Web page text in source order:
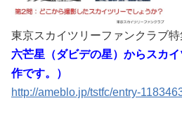
東京スカイツリーファンクラブ
六芒星（ダビデの星）からスカ
作です。）
http://ameblo.jp/tstfc/entry-